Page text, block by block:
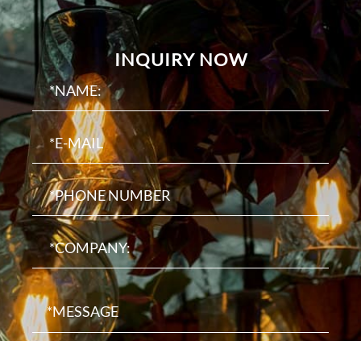
INQUIRY NOW